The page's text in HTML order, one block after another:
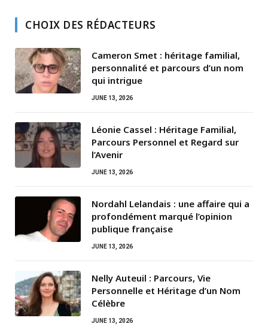
CHOIX DES RÉDACTEURS
Cameron Smet : héritage familial,
personnalité et parcours d’un nom
qui intrigue
JUNE 13, 2026
Léonie Cassel : Héritage Familial,
Parcours Personnel et Regard sur
l’Avenir
JUNE 13, 2026
Nordahl Lelandais : une affaire qui a
profondément marqué l’opinion
publique française
JUNE 13, 2026
Nelly Auteuil : Parcours, Vie
Personnelle et Héritage d’un Nom
Célèbre
JUNE 13, 2026